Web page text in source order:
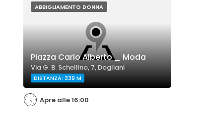
ABBIGLIAMENTO DONNA
Piazza Carlo Alberto _ Moda
Via G. B. Schellino, 7, Dogliani
DISTANZA: 339 M
Apre alle 16:00